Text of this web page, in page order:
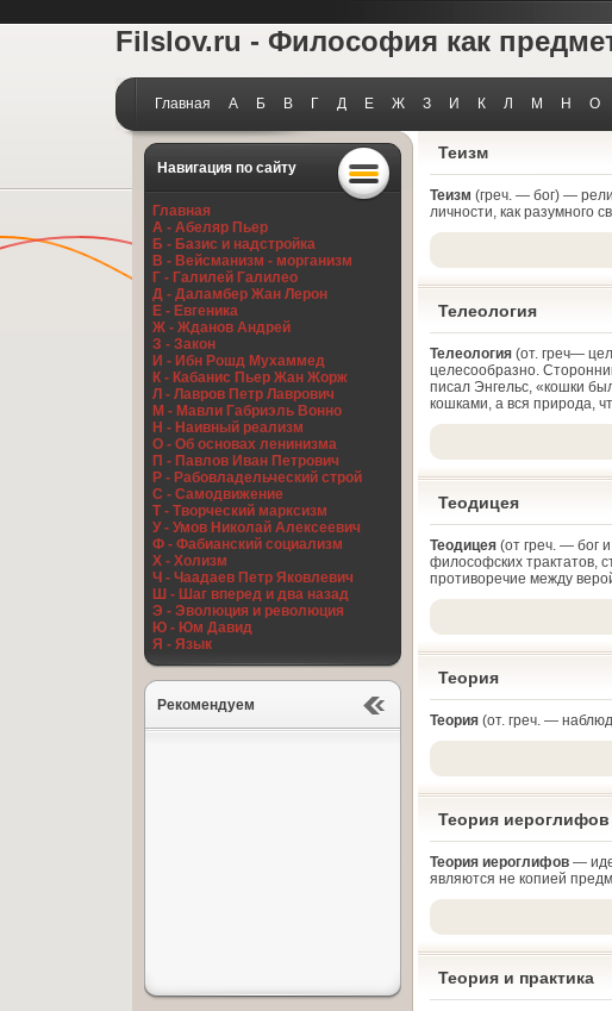
Filslov.ru - Философия как
Главная А Б В Г Д Е Ж З И К Л М Н О
Навигация по сайту
Главная
А - Абеляр Пьер
Б - Базис и надстройка
В - Вейсманизм - морганизм
Г - Галилей Галилео
Д - Даламбер Жан Лерон
Е - Евгеника
Ж - Жданов Андрей
З - Закон
И - Ибн Рошд Мухаммед
К - Кабанис Пьер Жан Жорж
Л - Лавров Петр Лаврович
М - Мавли Габриэль Вонно
Н - Наивный реализм
О - Об основах ленинизма
П - Павлов Иван Петрович
Р - Рабовладельческий строй
С - Самодвижение
Т - Творческий марксизм
У - Умов Николай Алексеевич
Ф - Фабианский социализм
Х - Холизм
Ч - Чаадаев Петр Яковлевич
Ш - Шаг вперед и два назад
Э - Эволюция и революция
Ю - Юм Давид
Я - Язык
Рекомендуем
Теизм
Теизм (греч. — бог) —
личности, как разумного
Телеология
Телеология (от. греч—
целесообразно.
писал Энгельс, «кошки
кошками, а вся природа,
Теодицея
Теодицея (от греч. — бог
философских трактатов,
противоречие между
Теория
Теория (от. греч. —
Теория иероглифов
Теория иероглифов —
являются не копией
Теория и практика